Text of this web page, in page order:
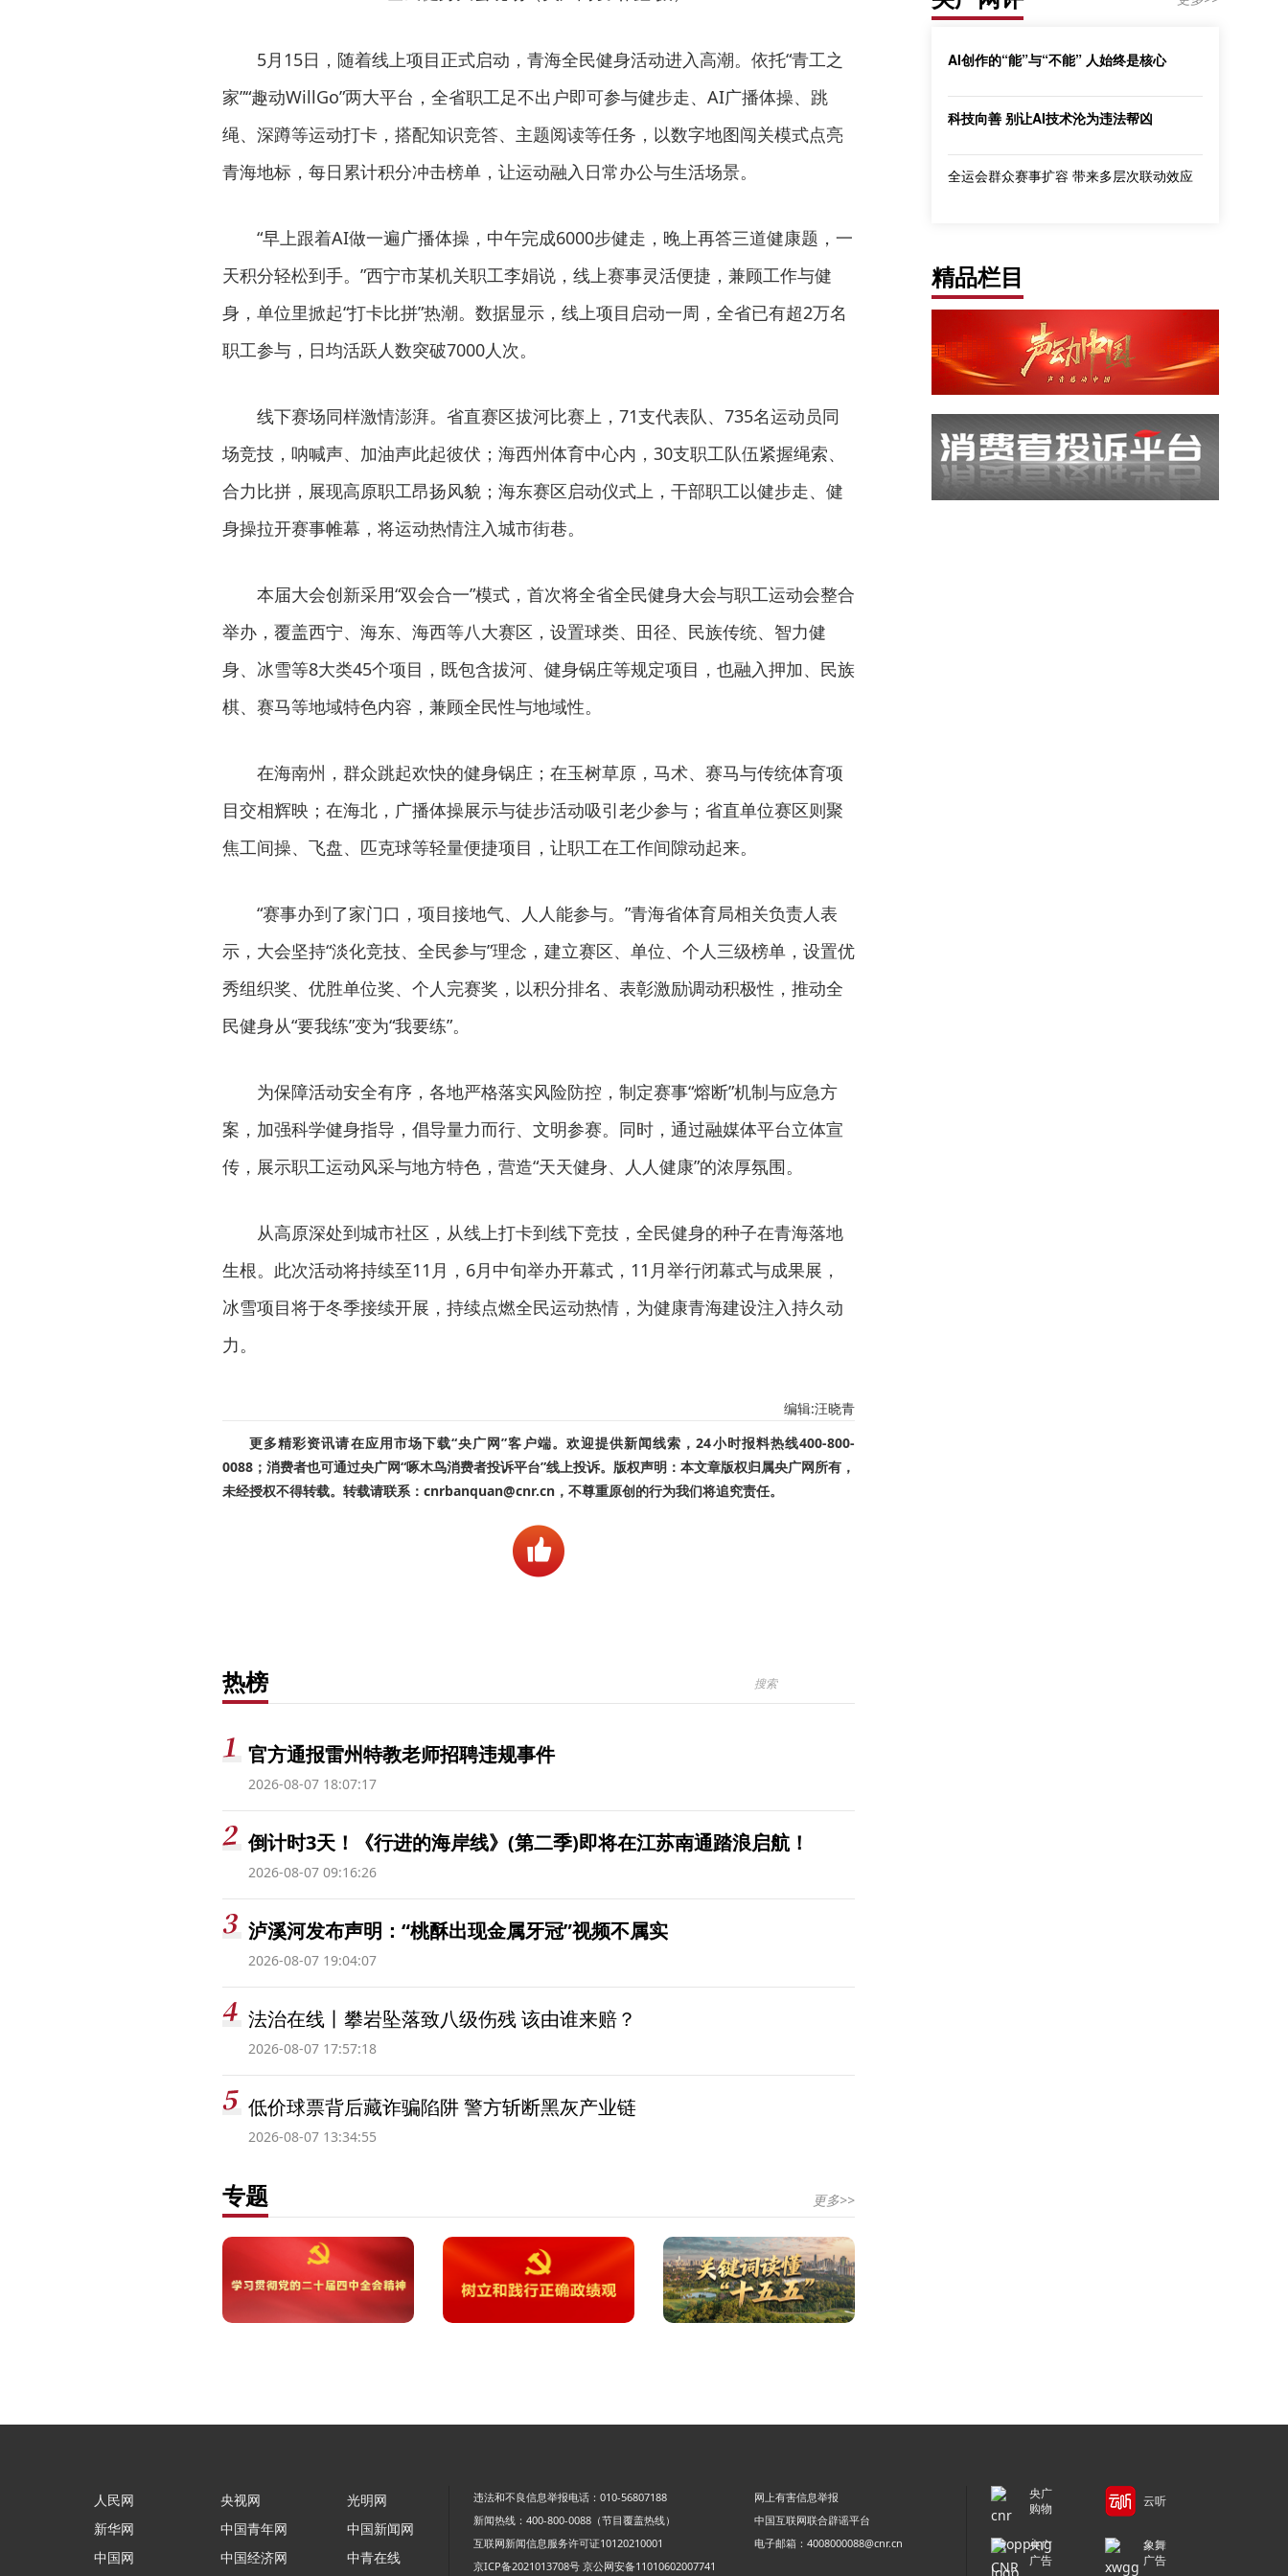
5月15日，随着线上项目正式启动，青海全民健身活动进入高潮。依托“青工之
家”“趣动WillGo”两大平台，全省职工足不出户即可参与健步走、AI广播体操、跳
绳、深蹲等运动打卡，搭配知识竞答、主题阅读等任务，以数字地图闯关模式点亮
青海地标，每日累计积分冲击榜单，让运动融入日常办公与生活场景。
“早上跟着AI做一遍广播体操，中午完成6000步健走，晚上再答三道健康题，一
天积分轻松到手。”西宁市某机关职工李娟说，线上赛事灵活便捷，兼顾工作与健
身，单位里掀起“打卡比拼”热潮。数据显示，线上项目启动一周，全省已有超2万名
职工参与，日均活跃人数突破7000人次。
线下赛场同样激情澎湃。省直赛区拔河比赛上，71支代表队、735名运动员同
场竞技，呐喊声、加油声此起彼伏；海西州体育中心内，30支职工队伍紧握绳索、
合力比拼，展现高原职工昂扬风貌；海东赛区启动仪式上，干部职工以健步走、健
身操拉开赛事帷幕，将运动热情注入城市街巷。
本届大会创新采用“双会合一”模式，首次将全省全民健身大会与职工运动会整合
举办，覆盖西宁、海东、海西等八大赛区，设置球类、田径、民族传统、智力健
身、冰雪等8大类45个项目，既包含拔河、健身锅庄等规定项目，也融入押加、民族
棋、赛马等地域特色内容，兼顾全民性与地域性。
在海南州，群众跳起欢快的健身锅庄；在玉树草原，马术、赛马与传统体育项
目交相辉映；在海北，广播体操展示与徒步活动吸引老少参与；省直单位赛区则聚
焦工间操、飞盘、匹克球等轻量便捷项目，让职工在工作间隙动起来。
“赛事办到了家门口，项目接地气、人人能参与。”青海省体育局相关负责人表
示，大会坚持“淡化竞技、全民参与”理念，建立赛区、单位、个人三级榜单，设置优
秀组织奖、优胜单位奖、个人完赛奖，以积分排名、表彰激励调动积极性，推动全
民健身从“要我练”变为“我要练”。
为保障活动安全有序，各地严格落实风险防控，制定赛事“熔断”机制与应急方
案，加强科学健身指导，倡导量力而行、文明参赛。同时，通过融媒体平台立体宣
传，展示职工运动风采与地方特色，营造“天天健身、人人健康”的浓厚氛围。
从高原深处到城市社区，从线上打卡到线下竞技，全民健身的种子在青海落地
生根。此次活动将持续至11月，6月中旬举办开幕式，11月举行闭幕式与成果展，
冰雪项目将于冬季接续开展，持续点燃全民运动热情，为健康青海建设注入持久动
力。
编辑:汪晓青
更多精彩资讯请在应用市场下载“央广网”客户端。欢迎提供新闻线索，24小时报料热线400-800-
0088；消费者也可通过央广网“啄木鸟消费者投诉平台”线上投诉。版权声明：本文章版权归属央广网所有，
未经授权不得转载。转载请联系：cnrbanquan@cnr.cn，不尊重原创的行为我们将追究责任。
热榜
官方通报雷州特教老师招聘违规事件
2026-08-07 18:07:17
倒计时3天！《行进的海岸线》(第二季)即将在江苏南通踏浪启航！
2026-08-07 09:16:26
泸溪河发布声明：“桃酥出现金属牙冠”视频不属实
2026-08-07 19:04:07
法治在线丨攀岩坠落致八级伤残 该由谁来赔？
2026-08-07 17:57:18
低价球票背后藏诈骗陷阱 警方斩断黑灰产业链
2026-08-07 13:34:55
专题 更多>>
AI创作的“能”与“不能” 人始终是核心
科技向善 别让AI技术沦为违法帮凶
全运会群众赛事扩容 带来多层次联动效应
精品栏目
人民网
新华网
中国网
央视网
中国青年网
中国经济网
光明网
中国新闻网
中青在线
违法和不良信息举报电话：010-56807188
网上有害信息举报
新闻热线：400-800-0088（节目覆盖热线）
中国互联网联合辟谣平台
互联网新闻信息服务许可证10120210001
电子邮箱：4008000088@cnr.cn
京ICP备2021013708号 京公网安备11010602007741
央广
购物
云听
央广
广告
象舞
广告